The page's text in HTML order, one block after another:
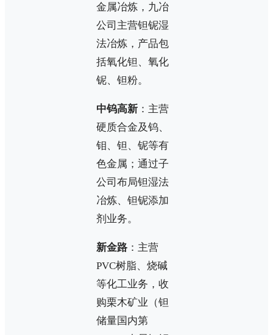
金属冶炼，九冶
公司主营钽铌湿
法冶炼，产品包
括氧化钽、氧化
铌、钽粉。
中钨高新 ：主营
硬质合金及钨、
钼、钽、铌等有
色金属；通过子
公司布局钽湿法
冶炼、钽铌添加
剂业务。
新金路 ：主营
PVC树脂、烧碱
等化工业务，收
购栗木矿业（钽
储量国内第